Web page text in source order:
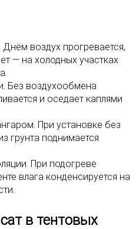
воздух прогревается,
— на холодных участках
Без воздухообмена
и оседает каплями
При установке без
грунта поднимается
При подогреве
влага конденсируется на
в тентовых